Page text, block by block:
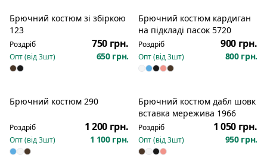
Новинка
Брючний костюм зі збіркою
123
Роздріб 750 грн.
Опт (від3шт) 650 грн.
Брючний костюм кардиган
на підкладі пасок 5720
Роздріб 900 грн.
Опт (від3шт) 800 грн.
Брючний костюм 290
Роздріб 1 200 грн.
Опт (від3шт) 1 100 грн.
Брючний костюм дабл шовк
вставка мережива 1966
Роздріб 1 050 грн.
Опт (від3шт) 950 грн.